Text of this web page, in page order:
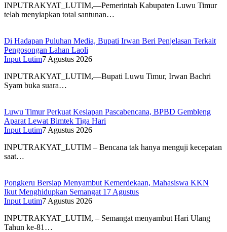
INPUTRAKYAT_LUTIM,—Pemerintah Kabupaten Luwu Timur
telah menyiapkan total santunan…
Di Hadapan Puluhan Media, Bupati Irwan Beri Penjelasan Terkait
Pengosongan Lahan Laoli
Input Lutim7 Agustus 2026
INPUTRAKYAT_LUTIM,—Bupati Luwu Timur, Irwan Bachri
Syam buka suara…
Luwu Timur Perkuat Kesiapan Pascabencana, BPBD Gembleng
Aparat Lewat Bimtek Tiga Hari
Input Lutim7 Agustus 2026
INPUTRAKYAT_LUTIM – Bencana tak hanya menguji kecepatan
saat…
Pongkeru Bersiap Menyambut Kemerdekaan, Mahasiswa KKN
Ikut Menghidupkan Semangat 17 Agustus
Input Lutim7 Agustus 2026
INPUTRAKYAT_LUTIM, – Semangat menyambut Hari Ulang
Tahun ke-81…